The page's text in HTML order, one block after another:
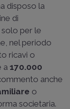
disposo la
di
per le
nel periodo
ricavi o
a 170.000
anche
o
societaria.